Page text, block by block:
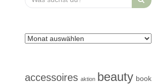
for:
accessoires aktion beauty book